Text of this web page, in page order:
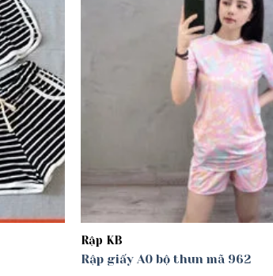
Rập KB
Rập giấy A0 bộ thun mã 962